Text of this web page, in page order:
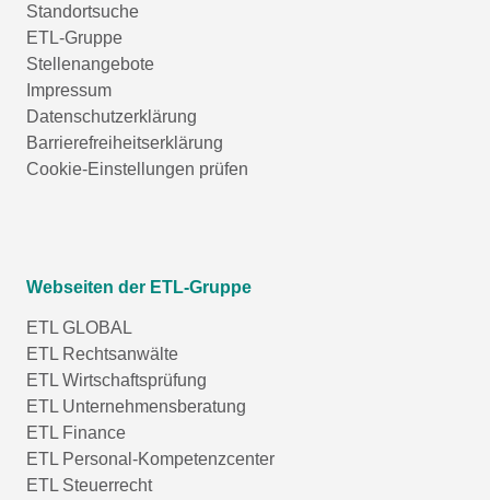
Standortsuche
ETL-Gruppe
Stellenangebote
Impressum
Datenschutzerklärung
Barrierefreiheitserklärung
Cookie-Einstellungen prüfen
Webseiten der ETL-Gruppe
ETL GLOBAL
ETL Rechtsanwälte
ETL Wirtschaftsprüfung
ETL Unternehmensberatung
ETL Finance
ETL Personal-Kompetenzcenter
ETL Steuerrecht